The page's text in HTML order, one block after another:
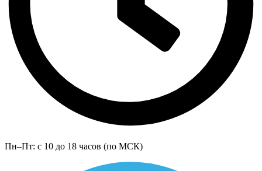
Пн–Пт: с 10 до 18 часов (по МСК)